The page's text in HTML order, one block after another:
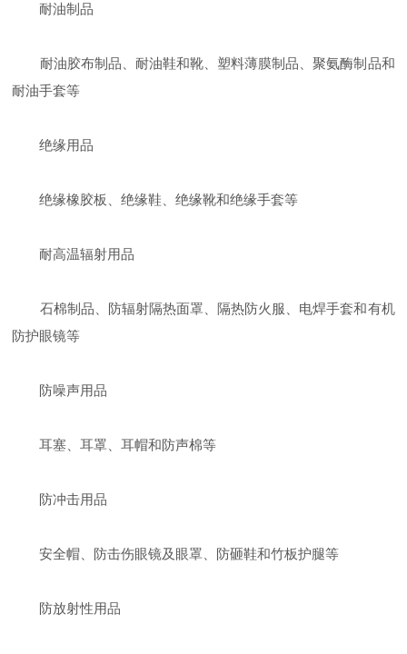
耐油制品
耐油胶布制品、耐油鞋和靴、塑料薄膜制品、聚氨酶制品和
耐油手套等
绝缘用品
绝缘橡胶板、绝缘鞋、绝缘靴和绝缘手套等
耐高温辐射用品
石棉制品、防辐射隔热面罩、隔热防火服、电焊手套和有机
防护眼镜等
防噪声用品
耳塞、耳罩、耳帽和防声棉等
防冲击用品
安全帽、防击伤眼镜及眼罩、防砸鞋和竹板护腿等
防放射性用品